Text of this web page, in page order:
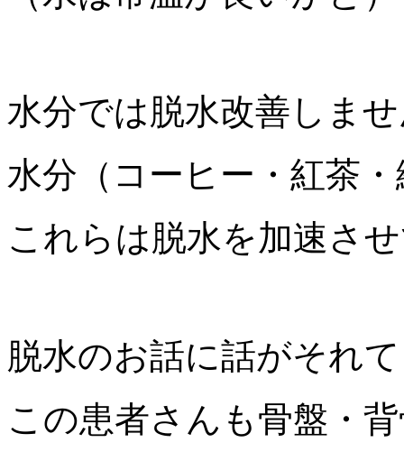
水分では脱水改善しま
水分（コーヒー・紅茶
これらは脱水を加速さ
脱水のお話に話がそれ
この患者さんも骨盤・